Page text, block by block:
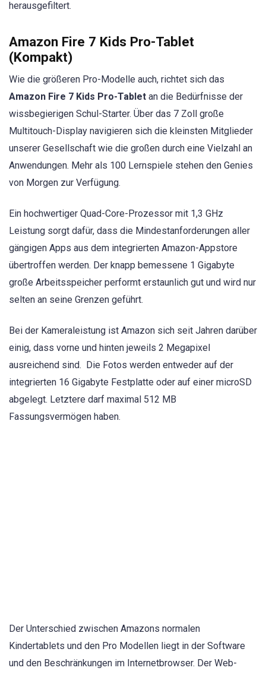
herausgefiltert.
Amazon Fire 7 Kids Pro-Tablet
(Kompakt)
Wie die größeren Pro-Modelle auch, richtet sich das
Amazon Fire 7 Kids Pro-Tablet an die Bedürfnisse der
wissbegierigen Schul-Starter. Über das 7 Zoll große
Multitouch-Display navigieren sich die kleinsten Mitglieder
unserer Gesellschaft wie die großen durch eine Vielzahl an
Anwendungen. Mehr als 100 Lernspiele stehen den Genies
von Morgen zur Verfügung.
Ein hochwertiger Quad-Core-Prozessor mit 1,3 GHz
Leistung sorgt dafür, dass die Mindestanforderungen aller
gängigen Apps aus dem integrierten Amazon-Appstore
übertroffen werden. Der knapp bemessene 1 Gigabyte
große Arbeitsspeicher performt erstaunlich gut und wird nur
selten an seine Grenzen geführt.
Bei der Kameraleistung ist Amazon sich seit Jahren darüber
einig, dass vorne und hinten jeweils 2 Megapixel
ausreichend sind. Die Fotos werden entweder auf der
integrierten 16 Gigabyte Festplatte oder auf einer microSD
abgelegt. Letztere darf maximal 512 MB
Fassungsvermögen haben.
Der Unterschied zwischen Amazons normalen
Kindertablets und den Pro Modellen liegt in der Software
und den Beschränkungen im Internetbrowser. Der Web-